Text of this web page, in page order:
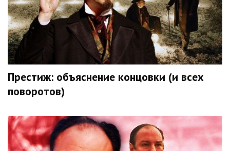
Престиж: объяснение концовки (и всех
поворотов)